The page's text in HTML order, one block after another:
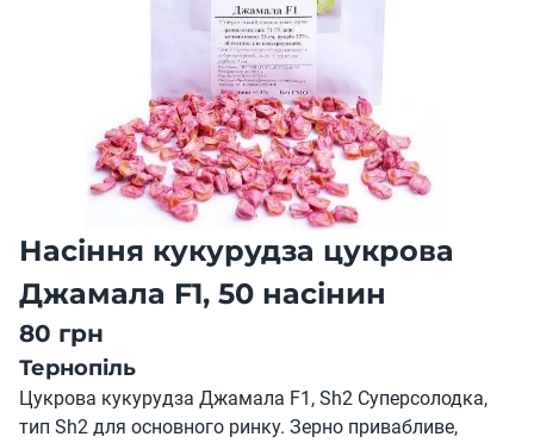
Насіння кукурудза цукрова
Джамала F1, 50 насінин
80 грн
Тернопіль
Цукрова кукурудза Джамала F1, Sh2 Суперсолодка,
тип Sh2 для основного ринку. Зерно привабливе,